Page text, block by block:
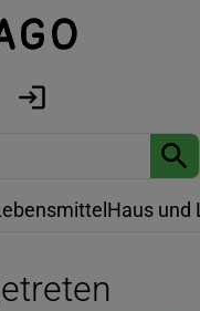
Haus und